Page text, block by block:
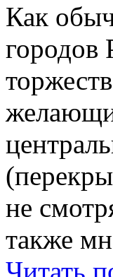
Как
городов
не
также